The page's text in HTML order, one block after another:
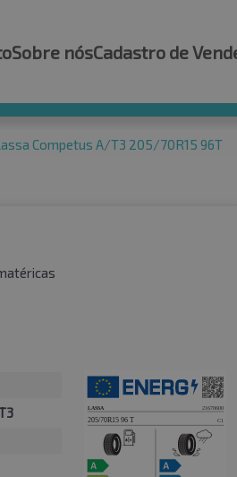
Sobre nósCadastro de
Competus A/T3 205/70R15 96T